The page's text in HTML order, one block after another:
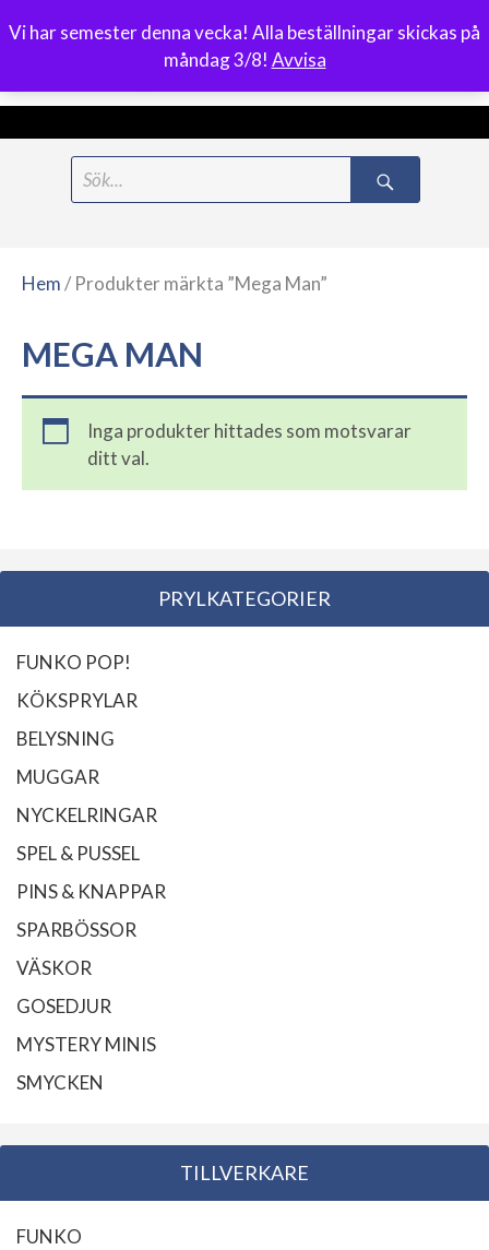
Vi har semester denna vecka! Alla beställningar skickas på
måndag 3/8! Avvisa
0
Meny
Hem/ Produkter märkta ”Mega Man”
MEGA MAN
Inga produkter hittades som motsvarar
ditt val.
PRYLKATEGORIER
FUNKO POP!
KÖKSPRYLAR
BELYSNING
MUGGAR
NYCKELRINGAR
SPEL & PUSSEL
PINS & KNAPPAR
SPARBÖSSOR
VÄSKOR
GOSEDJUR
MYSTERY MINIS
SMYCKEN
TILLVERKARE
FUNKO